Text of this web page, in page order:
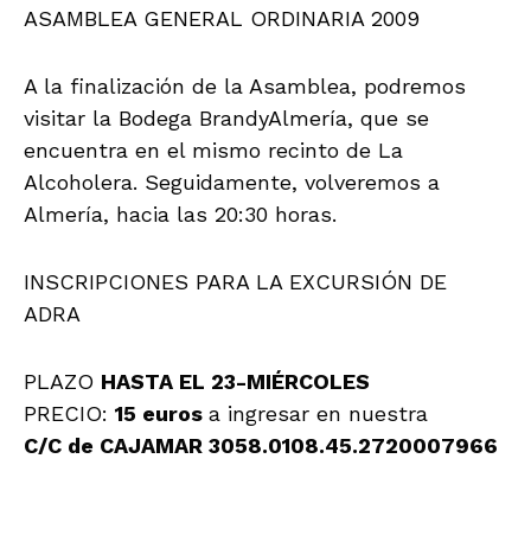
ASAMBLEA GENERAL ORDINARIA 2009
A la finalización de la Asamblea, podremos
visitar la Bodega BrandyAlmería, que se
encuentra en el mismo recinto de La
Alcoholera. Seguidamente, volveremos a
Almería, hacia las 20:30 horas.
INSCRIPCIONES PARA LA EXCURSIÓN DE
ADRA
PLAZO HASTA EL 23-MIÉRCOLES
PRECIO: 15 euros a ingresar en nuestra
C/C de CAJAMAR 3058.0108.45.2720007966